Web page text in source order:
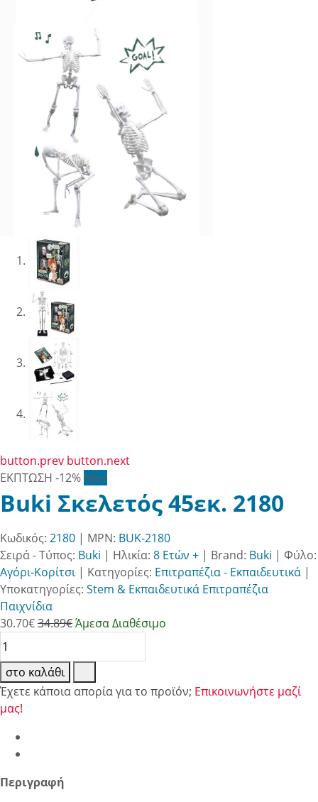
button.prev button.next
ΕΚΠΤΩΣΗ -12% New
Buki Σκελετός 45εκ. 2180
Κωδικός: 2180 | MPN: BUK-2180
Σειρά - Τύπος: Buki | Ηλικία: 8 Ετών + | Brand: Buki | Φύλο:
Αγόρι-Κορίτσι| Κατηγορίες: Επιτραπέζια - Εκπαιδευτικά |
Υποκατηγορίες: Stem & Εκπαιδευτικά Επιτραπέζια
Παιχνίδια
30.70€34.89€Άμεσα Διαθέσιμο
στο καλάθι
Έχετε κάποια απορία για το προϊόν; Επικοινωνήστε μαζί
μας!
Περιγραφή